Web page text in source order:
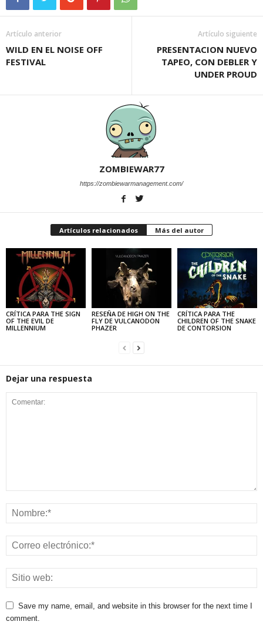
Artículo anterior
WILD EN EL NOISE OFF
FESTIVAL
Artículo siguiente
PRESENTACION NUEVO
TAPEO, CON DEBLER Y
UNDER PROUD
ZOMBIEWAR77
https://zombiewarmanagement.com/
Artículos relacionados Más del autor
CRÍTICA PARA THE SIGN
OF THE EVIL DE
MILLENNIUM
RESEÑA DE HIGH ON THE
FLY DE VULCANODON
PHAZER
CRÍTICA PARA THE
CHILDREN OF THE SNAKE
DE CONTORSION
Dejar una respuesta
Save my name, email, and website in this browser for the next time I
comment.